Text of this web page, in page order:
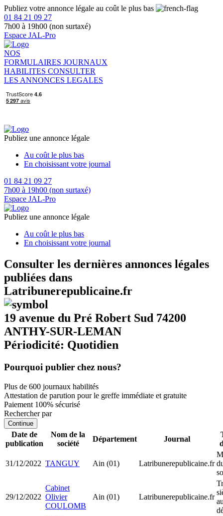
Publiez votre annonce légale au coût le plus bas
01 84 21 09 27
7h00 à 19h00 (non surtaxé)
Espace JAL-Pro
NOS
FORMULAIRES JOURNAUX
HABILITES CONSULTER
LES ANNONCES LEGALES
Publiez une annonce légale
Au coût le plus bas
En choisissant votre journal
01 84 21 09 27
7h00 à 19h00 (non surtaxé)
Espace JAL-Pro
Publiez une annonce légale
Au coût le plus bas
En choisissant votre journal
Consulter les dernières annonces légales
publiées dans
Latribunerepublicaine.fr
19 avenue du Pré Robert Sud 74200
ANTHY-SUR-LEMAN
Périodicité: Quotidien
Pourquoi publier chez nous?
Plus de 600 journaux habilités
Attestation de parution pour le greffe immédiate et gratuite
Paiement 100% sécurisé
Rechercher par
Continue
Date de
publication
Nom de la
société
Département Journal
31/12/2022 TANGUY Ain (01) Latribunerepublicaine.fr
29/12/2022
Cabinet
Olivier
COULOMB
Ain (01) Latribunerepublicaine.fr